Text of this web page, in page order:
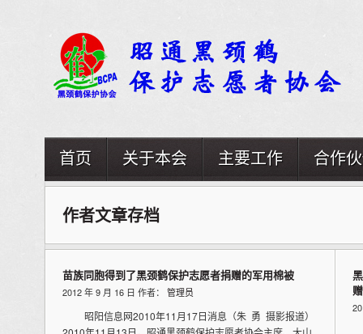
首页 关于本会 主要工作 合作
作者文章存档
苗族同胞得到了黑颈鹤保护志愿者捐赠的军用棉被
2012 年 9 月 16 日 作者： 管理员
昭阳信息网2010年11月17日消息（朱 勇 摄影报道）